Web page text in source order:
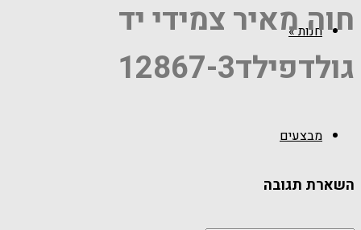
חנות»
מבצעים
חוה מאיר צמידי יד
גולדפילד12867-3
השארת תגובה